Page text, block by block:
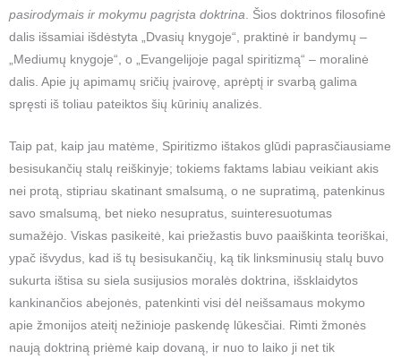
pasirodymais ir mokymu pagrįsta doktrina . Šios doktrinos filosofinė
dalis išsamiai išdėstyta „Dvasių knygoje“, praktinė ir bandymų –
„Mediumų knygoje“, o „Evangelijoje pagal spiritizmą“ – moralinė
dalis. Apie jų apimamų sričių įvairovę, aprėptį ir svarbą galima
spręsti iš toliau pateiktos šių kūrinių analizės.
Taip pat, kaip jau matėme, Spiritizmo ištakos glūdi paprasčiausiame
besisukančių stalų reiškinyje; tokiems faktams labiau veikiant akis
nei protą, stipriau skatinant smalsumą, o ne supratimą, patenkinus
savo smalsumą, bet nieko nesupratus, suinteresuotumas
sumažėjo. Viskas pasikeitė, kai priežastis buvo paaiškinta teoriškai,
ypač išvydus, kad iš tų besisukančių, ką tik linksminusių stalų buvo
sukurta ištisa su siela susijusios moralės doktrina, išsklaidytos
kankinančios abejonės, patenkinti visi dėl neišsamaus mokymo
apie žmonijos ateitį nežinioje paskendę lūkesčiai. Rimti žmonės
naują doktriną priėmė kaip dovaną, ir nuo to laiko ji net tik